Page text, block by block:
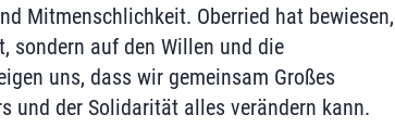
Mitmenschlichkeit. Oberried hat bewiesen,
sondern auf den Willen und die
uns, dass wir gemeinsam Großes
und der Solidarität alles verändern kann.